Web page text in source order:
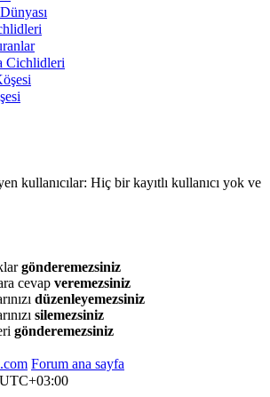
Cichlidleri
kullanıcılar: Hiç bir kayıtlı kullanıcı yok ve
gönderemezsiniz
cevap veremezsiniz
düzenleyemezsiniz
silemezsiniz
gönderemezsiniz
Forum ana sayfa
UTC+03:00